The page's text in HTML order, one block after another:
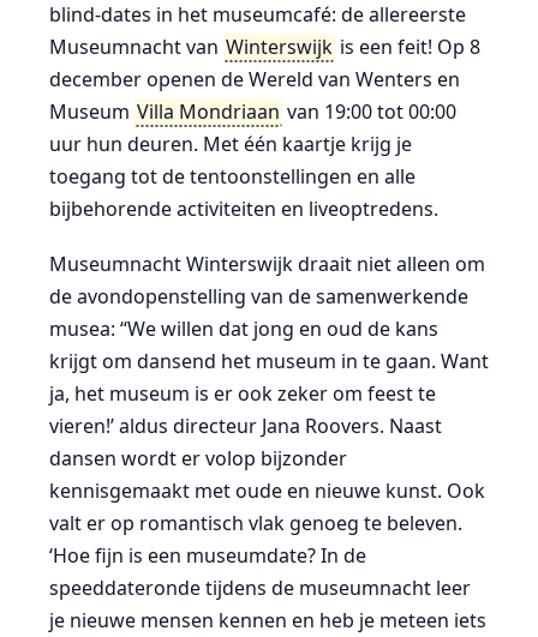
blind-dates in het museumcafé: de allereerste
Museumnacht van Winterswijk is een feit! Op 8
december openen de Wereld van Wenters en
Museum Villa Mondriaan van 19:00 tot 00:00
uur hun deuren. Met één kaartje krijg je
toegang tot de tentoonstellingen en alle
bijbehorende activiteiten en liveoptredens.
Museumnacht Winterswijk draait niet alleen om
de avondopenstelling van de samenwerkende
musea: “We willen dat jong en oud de kans
krijgt om dansend het museum in te gaan. Want
ja, het museum is er ook zeker om feest te
vieren!’ aldus directeur Jana Roovers. Naast
dansen wordt er volop bijzonder
kennisgemaakt met oude en nieuwe kunst. Ook
valt er op romantisch vlak genoeg te beleven.
‘Hoe fijn is een museumdate? In de
speeddateronde tijdens de museumnacht leer
je nieuwe mensen kennen en heb je meteen iets